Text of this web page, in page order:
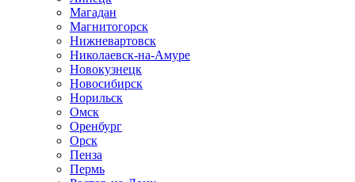
Магадан
Магнитогорск
Нижневартовск
Николаевск-на-Амуре
Новокузнецк
Новосибирск
Норильск
Омск
Оренбург
Орск
Пенза
Пермь